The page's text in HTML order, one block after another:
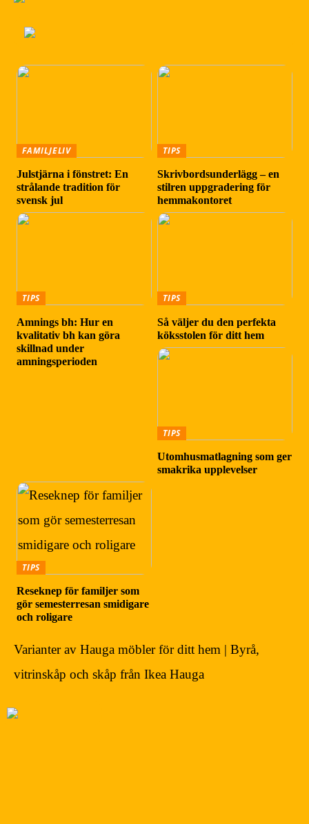
FAMILJELIV
Julstjärna i fönstret: En
strålande tradition för
svensk jul
TIPS
Skrivbordsunderlägg – en
stilren uppgradering för
hemmakontoret
TIPS
Amnings bh: Hur en
kvalitativ bh kan göra
skillnad under
amningsperioden
TIPS
Så väljer du den perfekta
köksstolen för ditt hem
TIPS
Utomhusmatlagning som ger
smakrika upplevelser
TIPS
Reseknep för familjer som
gör semesterresan smidigare
och roligare
Varianter av Hauga möbler för ditt hem | Byrå,
vitrinskåp och skåp från Ikea Hauga